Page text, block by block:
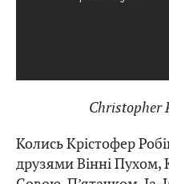
Christopher
Колись Крістофер
друзями Вінні